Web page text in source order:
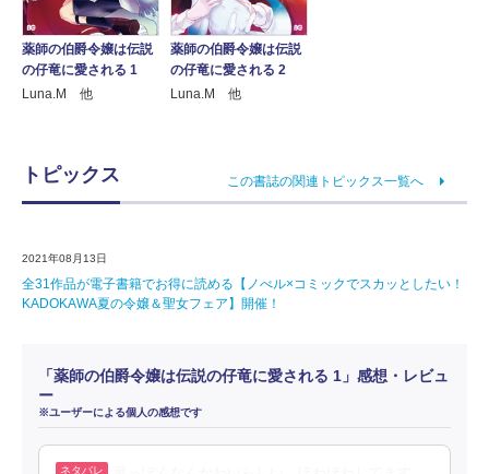
薬師の伯爵令嬢は伝説
の仔竜に愛される 1
Luna.M 他
薬師の伯爵令嬢は伝説
の仔竜に愛される 2
Luna.M 他
トピックス この書誌の関連トピックス一覧へ
2021年08月13日
全31作品が電子書籍でお得に読める【ノべル×コミックでスカッとしたい！
KADOKAWA夏の令嬢＆聖女フェア】開催！
「薬師の伯爵令嬢は伝説の仔竜に愛される 1」感想・レビュ
ー
※ユーザーによる個人の感想です